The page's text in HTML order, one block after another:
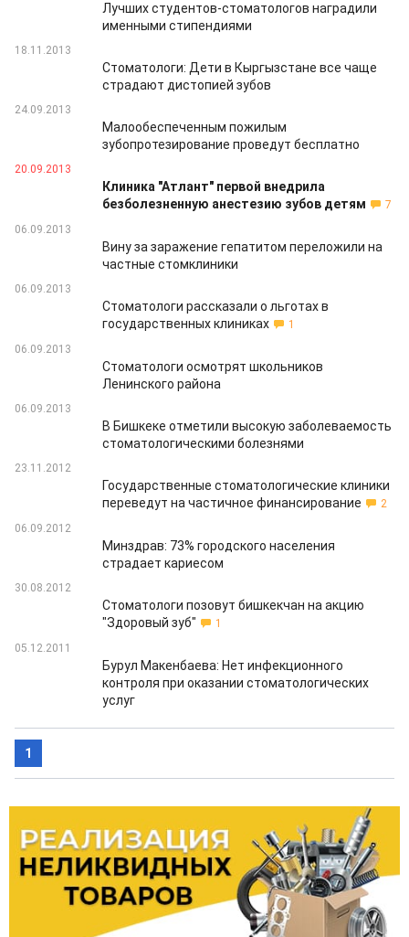
Лучших студентов-стоматологов наградили
именными стипендиями
18.11.2013
Стоматологи: Дети в Кыргызстане все чаще
страдают дистопией зубов
24.09.2013
Малообеспеченным пожилым
зубопротезирование проведут бесплатно
20.09.2013
Клиника "Атлант" первой внедрила
безболезненную анестезию зубов детям
7
06.09.2013
Вину за заражение гепатитом переложили на
частные стомклиники
06.09.2013
Стоматологи рассказали о льготах в
государственных клиниках
1
06.09.2013
Стоматологи осмотрят школьников
Ленинского района
06.09.2013
В Бишкеке отметили высокую заболеваемость
стоматологическими болезнями
23.11.2012
Государственные стоматологические клиники
переведут на частичное финансирование
2
06.09.2012
Минздрав: 73% городского населения
страдает кариесом
30.08.2012
Стоматологи позовут бишкекчан на акцию
"Здоровый зуб"
1
05.12.2011
Бурул Макенбаева: Нет инфекционного
контроля при оказании стоматологических
услуг
1